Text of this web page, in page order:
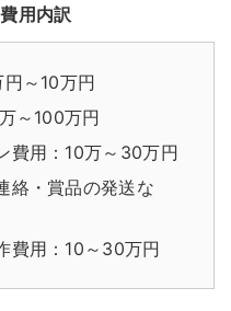
用内訳
～10万円
～100万円
費用：10万～30万円
絡・賞品の発送な
費用：10～30万円